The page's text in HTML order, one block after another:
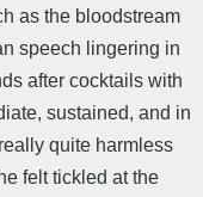
as the bloodstream
speech lingering in
after cocktails with
sustained, and in
quite harmless
felt tickled at the